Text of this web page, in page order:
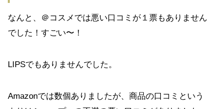
なんと、＠コスメでは悪い口コミが１票もありません
でした！すごい〜！
LIPSでもありませんでした。
Amazonでは数個ありましたが、商品の口コミという